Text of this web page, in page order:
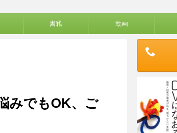
書籍 動画
みでもOK、ご